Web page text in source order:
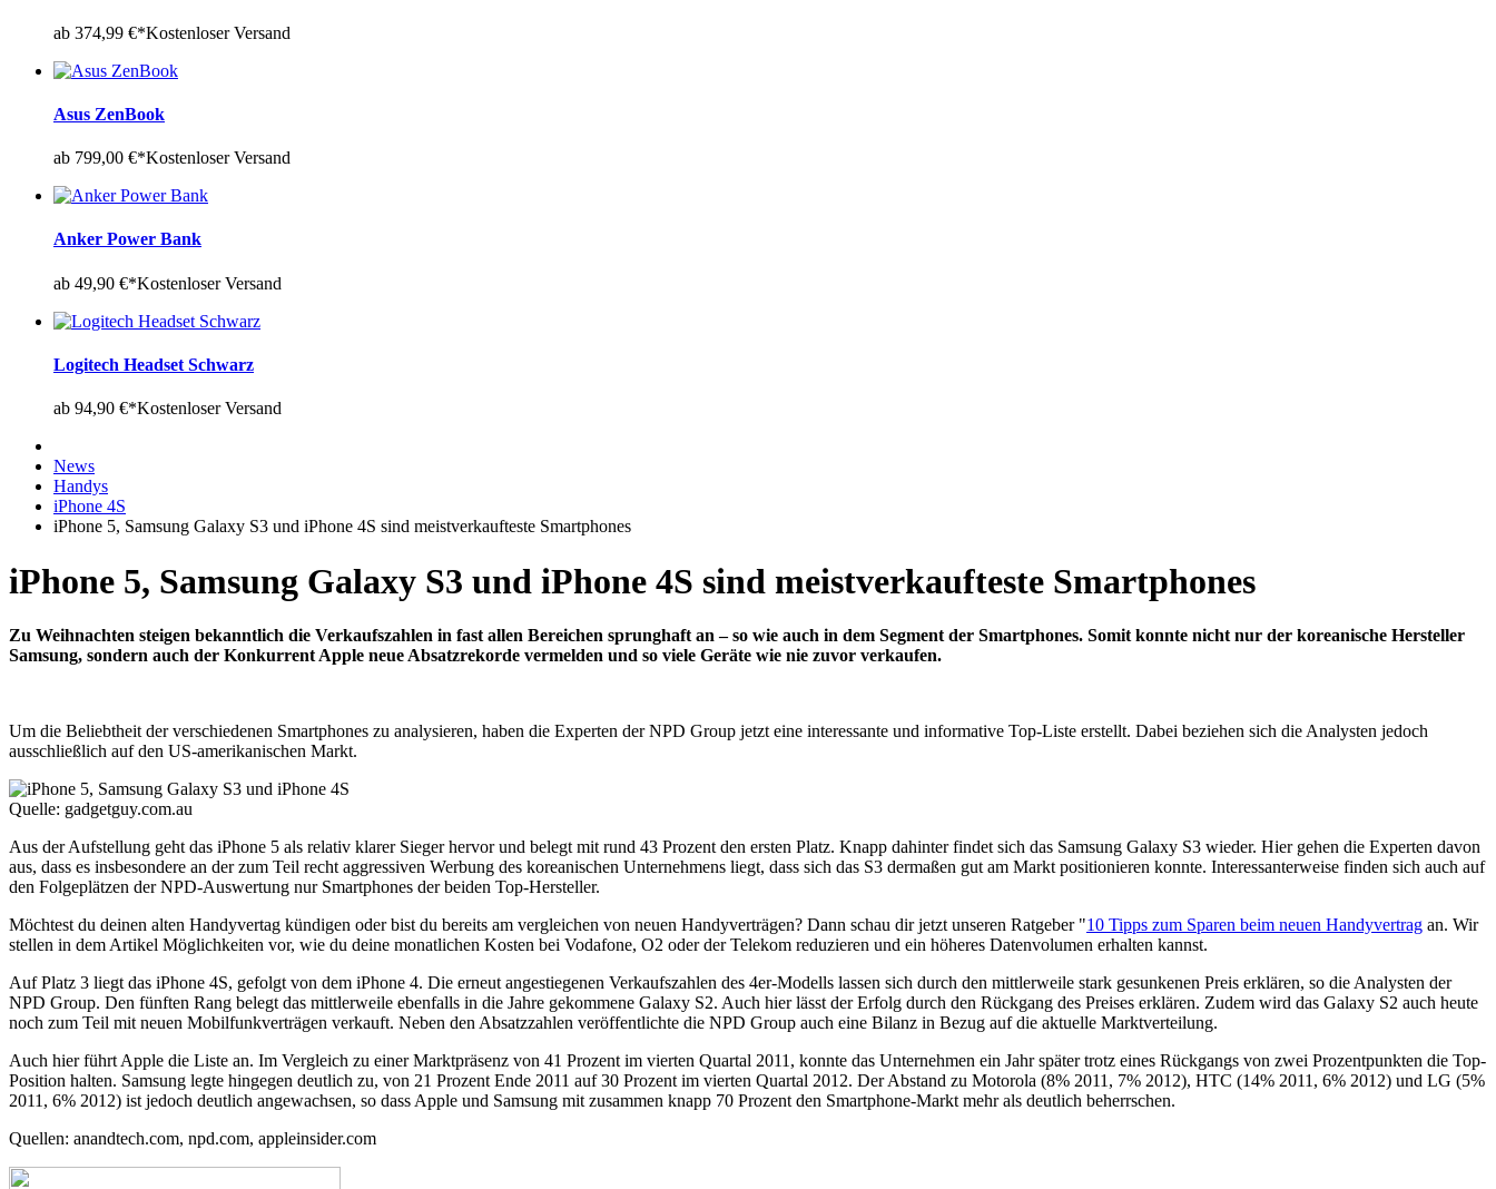
ab 374,99 €*Kostenloser Versand
Asus ZenBook
ab 799,00 €*Kostenloser Versand
Anker Power Bank
ab 49,90 €*Kostenloser Versand
Logitech Headset Schwarz
ab 94,90 €*Kostenloser Versand
News
Handys
iPhone 4S
iPhone 5, Samsung Galaxy S3 und iPhone 4S sind meistverkaufteste Smartphones
iPhone 5, Samsung Galaxy S3 und iPhone 4S sind meistverkaufteste Smartphones
Zu Weihnachten steigen bekanntlich die Verkaufszahlen in fast allen Bereichen sprunghaft an – so wie auch in dem Segment der Smartphones. Somit konnte nicht nur der koreanische Hersteller
Samsung, sondern auch der Konkurrent Apple neue Absatzrekorde vermelden und so viele Geräte wie nie zuvor verkaufen.
Um die Beliebtheit der verschiedenen Smartphones zu analysieren, haben die Experten der NPD Group jetzt eine interessante und informative Top-Liste erstellt. Dabei beziehen sich die Analysten jedoch
ausschließlich auf den US-amerikanischen Markt.
Quelle: gadgetguy.com.au
Aus der Aufstellung geht das iPhone 5 als relativ klarer Sieger hervor und belegt mit rund 43 Prozent den ersten Platz. Knapp dahinter findet sich das Samsung Galaxy S3 wieder. Hier gehen die Experten davon
aus, dass es insbesondere an der zum Teil recht aggressiven Werbung des koreanischen Unternehmens liegt, dass sich das S3 dermaßen gut am Markt positionieren konnte. Interessanterweise finden sich auch auf
den Folgeplätzen der NPD-Auswertung nur Smartphones der beiden Top-Hersteller.
Möchtest du deinen alten Handyvertag kündigen oder bist du bereits am vergleichen von neuen Handyverträgen? Dann schau dir jetzt unseren Ratgeber "10 Tipps zum Sparen beim neuen Handyvertrag an. Wir
stellen in dem Artikel Möglichkeiten vor, wie du deine monatlichen Kosten bei Vodafone, O2 oder der Telekom reduzieren und ein höheres Datenvolumen erhalten kannst.
Auf Platz 3 liegt das iPhone 4S, gefolgt von dem iPhone 4. Die erneut angestiegenen Verkaufszahlen des 4er-Modells lassen sich durch den mittlerweile stark gesunkenen Preis erklären, so die Analysten der
NPD Group. Den fünften Rang belegt das mittlerweile ebenfalls in die Jahre gekommene Galaxy S2. Auch hier lässt der Erfolg durch den Rückgang des Preises erklären. Zudem wird das Galaxy S2 auch heute
noch zum Teil mit neuen Mobilfunkverträgen verkauft. Neben den Absatzzahlen veröffentlichte die NPD Group auch eine Bilanz in Bezug auf die aktuelle Marktverteilung.
Auch hier führt Apple die Liste an. Im Vergleich zu einer Marktpräsenz von 41 Prozent im vierten Quartal 2011, konnte das Unternehmen ein Jahr später trotz eines Rückgangs von zwei Prozentpunkten die Top-
Position halten. Samsung legte hingegen deutlich zu, von 21 Prozent Ende 2011 auf 30 Prozent im vierten Quartal 2012. Der Abstand zu Motorola (8% 2011, 7% 2012), HTC (14% 2011, 6% 2012) und LG (5%
2011, 6% 2012) ist jedoch deutlich angewachsen, so dass Apple und Samsung mit zusammen knapp 70 Prozent den Smartphone-Markt mehr als deutlich beherrschen.
Quellen: anandtech.com, npd.com, appleinsider.com